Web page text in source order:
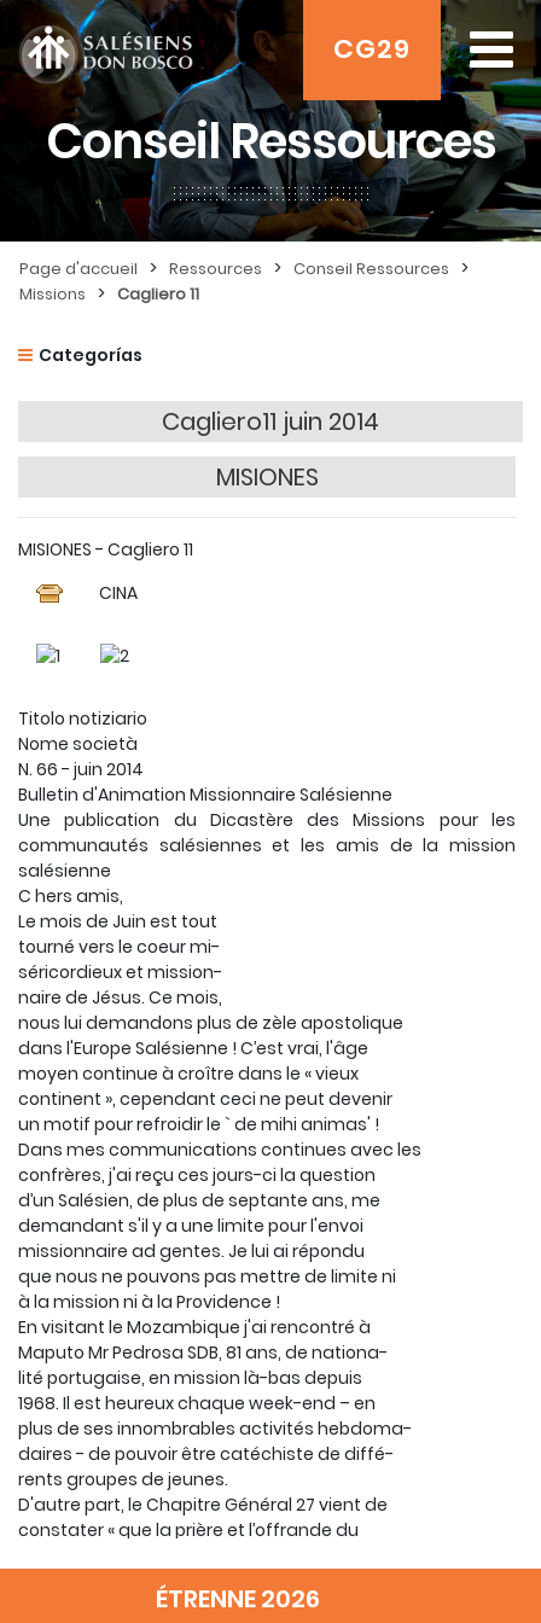
CG29
Conseil Ressources
Page d'accueil > Ressources > Conseil Ressources >
Missions > Cagliero 11
Categorías
Cagliero11 juin 2014
MISIONES
MISIONES - Cagliero 11
CINA
Titolo notiziario
Nome società
N. 66 - juin 2014
Bulletin d'Animation Missionnaire Salésienne
Une publication du Dicastère des Missions pour les
communautés salésiennes et les amis de la mission
salésienne
C hers amis,
Le mois de Juin est tout
tourné vers le coeur mi-
séricordieux et mission-
naire de Jésus. Ce mois,
nous lui demandons plus de zèle apostolique
dans l'Europe Salésienne ! C’est vrai, l'âge
moyen continue à croître dans le « vieux
continent », cependant ceci ne peut devenir
un motif pour refroidir le ` de mihi animas' !
Dans mes communications continues avec les
confrères, j'ai reçu ces jours-ci la question
d’un Salésien, de plus de septante ans, me
demandant s'il y a une limite pour l'envoi
missionnaire ad gentes. Je lui ai répondu
que nous ne pouvons pas mettre de limite ni
à la mission ni à la Providence !
En visitant le Mozambique j'ai rencontré à
Maputo Mr Pedrosa SDB, 81 ans, de nationa-
lité portugaise, en mission là-bas depuis
1968. Il est heureux chaque week-end – en
plus de ses innombrables activités hebdoma-
daires - de pouvoir être catéchiste de diffé-
rents groupes de jeunes.
D'autre part, le Chapitre Général 27 vient de
constater « que la prière et l’offrande du
âgés et malades sont un véritable apostolat
avec et pour les jeunes ; ils restent une part
ÉTRENNE 2026